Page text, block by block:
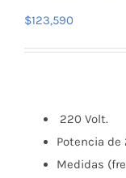
$123,590
220 Volt.
Potencia
Medidas